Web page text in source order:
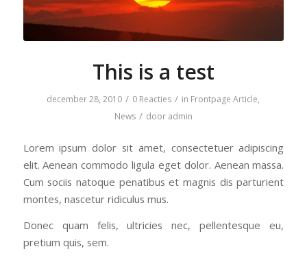
This is a test
december 28, 2010 / 0 Reacties / in Frontpage Article,
News / door admin
Lorem ipsum dolor sit amet, consectetuer adipiscing
elit. Aenean commodo ligula eget dolor. Aenean massa.
Cum sociis natoque penatibus et magnis dis parturient
montes, nascetur ridiculus mus.
Donec quam felis, ultricies nec, pellentesque eu,
pretium quis, sem.